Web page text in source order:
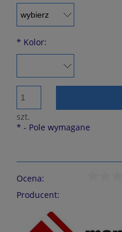
* Kolor:
szt.
* - Pole wymagane
Ocena:
Producent: